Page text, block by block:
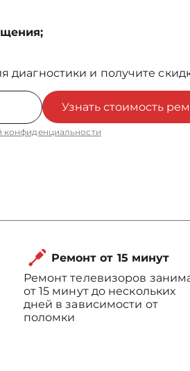
диагностики и получите
Узнать стоимость
конфиденциальности
Ремонт от 15 минут
Ремонт телевизоров
от 15 минут до нескольких
дней в зависимости от
поломки